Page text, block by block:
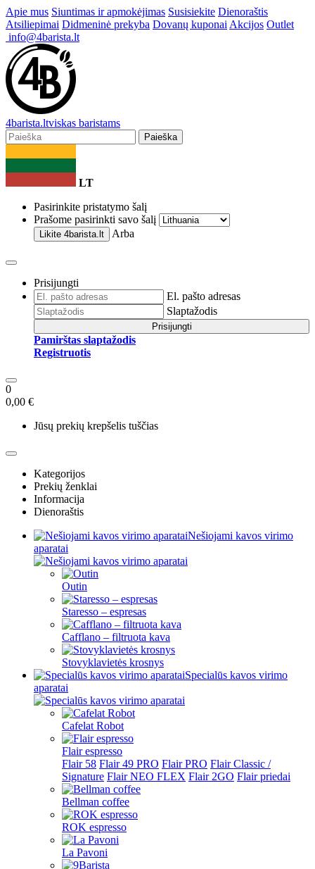
Apie mus Siuntimas ir apmokėjimas Susisiekite Dienoraštis
Atsiliepimai Didmeninė prekyba Dovanų kuponai Akcijos Outlet
info@4barista.lt
4barista.ltviskas baristams
Paieška
LT
Pasirinkite pristatymo šalį
Prašome pasirinkti savo šalį
Likite 4barista.lt Arba
Prisijungti
El. pašto adresas
Slaptažodis
Prisijungti
Pamirštas slaptažodis
Registruotis
0
0,00 €
Jūsų prekių krepšelis tuščias
Kategorijos
Prekių ženklai
Informacija
Dienoraštis
Nešiojami kavos virimo
aparatai
Outin
Staresso – espresas
Cafflano – filtruota kava
Stovyklavietės krosnys
Specialūs kavos virimo
aparatai
Cafelat Robot
Flair espresso
Flair 58 Flair 49 PRO Flair PRO Flair Classic /
Signature Flair NEO FLEX Flair 2GO Flair priedai
Bellman coffee
ROK espresso
La Pavoni